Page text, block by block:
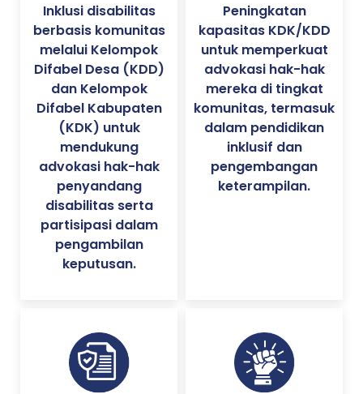
Inklusi disabilitas
berbasis komunitas
melalui Kelompok
Difabel Desa (KDD)
dan Kelompok
Difabel Kabupaten
(KDK) untuk
mendukung
advokasi hak-hak
penyandang
disabilitas serta
partisipasi dalam
pengambilan
keputusan.
Peningkatan
kapasitas KDK/KDD
untuk memperkuat
advokasi hak-hak
mereka di tingkat
komunitas, termasuk
dalam pendidikan
inklusif dan
pengembangan
keterampilan.